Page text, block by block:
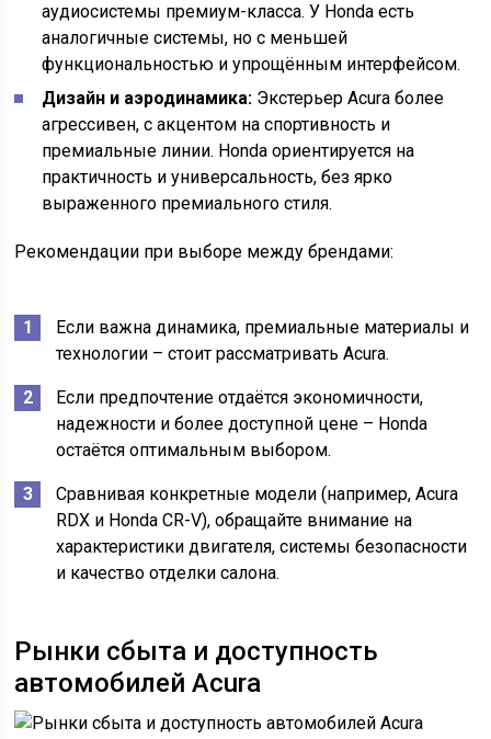
аудиосистемы премиум-класса. У Honda есть
аналогичные системы, но с меньшей
функциональностью и упрощённым интерфейсом.
Дизайн и аэродинамика: Экстерьер Acura более
агрессивен, с акцентом на спортивность и
премиальные линии. Honda ориентируется на
практичность и универсальность, без ярко
выраженного премиального стиля.
Рекомендации при выборе между брендами:
Если важна динамика, премиальные материалы и
технологии – стоит рассматривать Acura.
Если предпочтение отдаётся экономичности,
надежности и более доступной цене – Honda
остаётся оптимальным выбором.
Сравнивая конкретные модели (например, Acura
RDX и Honda CR-V), обращайте внимание на
характеристики двигателя, системы безопасности
и качество отделки салона.
Рынки сбыта и доступность
автомобилей Acura